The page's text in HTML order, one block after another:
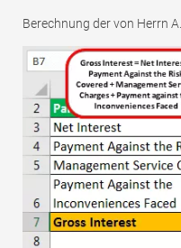
Berechnung der von Herrn A.